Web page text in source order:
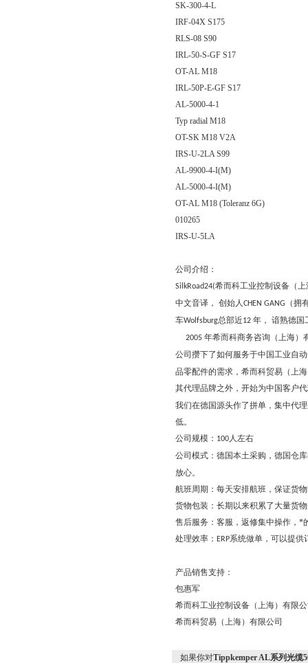
SK-300-4-L
IRF-04X S175
RLS-08 S90
IRL-50-S-GF S17
OT-AL M18
IRL-50P-E-GF S17
AL-5000-4-1
Typ radial M18
OT-SK M18 V2A
IRS-U-2LA S99
AL-9900-4-I(M)
AL-5000-4-I(M)
OT-AL M18 (Toleranz 6G)
010265
IRS-U-5LA
公司介绍：
SilkRoad24(希而科工业控制设备（
中文音译， 创始人CHEN GANG
（拥
车Wolfsburg总部近12 年， 谙熟德国
2005 年希而科商务咨询（上海）
公司攒下了如何服务于中国工业自
品零配件的需求，希而科贸易（上
其代理品牌之外，开始为中国客户
我们在德国源头作了拼单，集中代
低。
公司规模： 100人左右
公司模式：德国本土采购，德国仓
放心。
航班周期：每天安排航班，保证货
货物包装：长期以来积累了大量货
售后服务：客服，返修集中操作，*
处理效率： ERP系统做单，可以提供
产品销售支持：
包惠军
希而科工业控制设备（上海）有限
希而科贸易（上海）有限公司
如果你对Tippkemper AL系列光缆